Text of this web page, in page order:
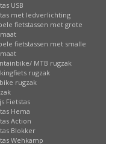
USB
met ledverlichting
fietstassen met grote
fietstassen met smalle
MTB rugzak
rugzak
rugzak
Fietstas
Hema
Action
Blokker
Wehkamp